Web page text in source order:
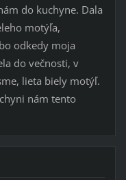
do kuchyne. Dala
motýľa,
odkedy moja
do večnosti, v
lieta biely motýľ.
nám tento